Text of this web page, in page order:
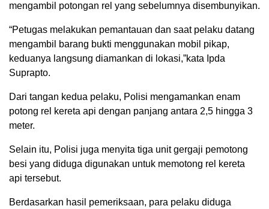
mengambil potongan rel yang sebelumnya disembunyikan.
“Petugas melakukan pemantauan dan saat pelaku datang
mengambil barang bukti menggunakan mobil pikap,
keduanya langsung diamankan di lokasi,”kata Ipda
Suprapto.
Dari tangan kedua pelaku, Polisi mengamankan enam
potong rel kereta api dengan panjang antara 2,5 hingga 3
meter.
Selain itu, Polisi juga menyita tiga unit gergaji pemotong
besi yang diduga digunakan untuk memotong rel kereta
api tersebut.
Berdasarkan hasil pemeriksaan, para pelaku diduga